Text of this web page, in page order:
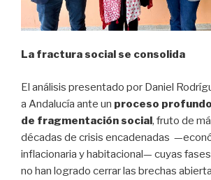
La fractura social se consolida
El análisis presentado por Daniel
a Andalucía ante un proceso
de fragmentación social, fruto de
décadas de crisis encadenadas
inflacionaria y habitacional— cuyas
no han logrado cerrar las brechas